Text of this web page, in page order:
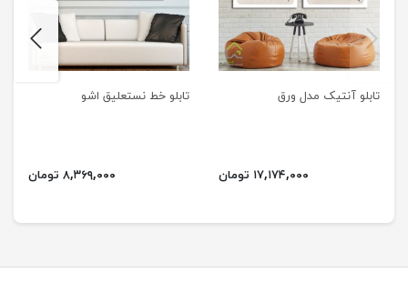
تابلو آنتیک مدل ورق
۱۷,۱۷۴,۰۰۰ تومان
تابلو خط نستعلیق اشو
۸,۳۶۹,۰۰۰ تومان
previus